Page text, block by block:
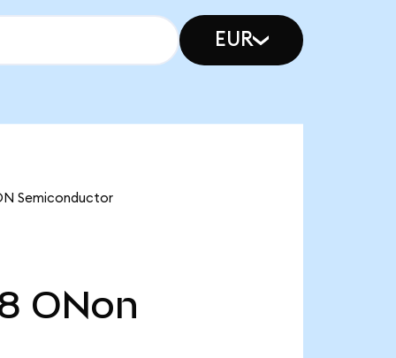
EUR
Semiconductor
ONon